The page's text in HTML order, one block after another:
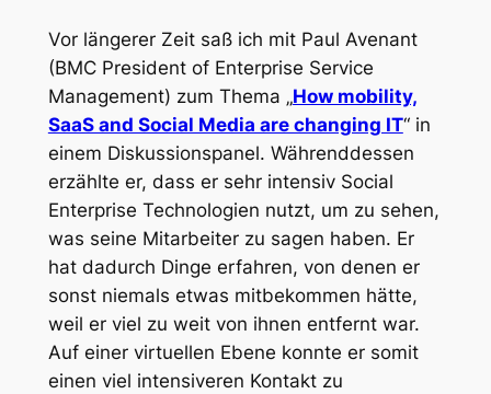
Vor längerer Zeit saß ich mit Paul Avenant
(BMC President of Enterprise Service
Management) zum Thema „How mobility,
SaaS and Social Media are changing IT“ in
einem Diskussionspanel. Währenddessen
erzählte er, dass er sehr intensiv Social
Enterprise Technologien nutzt, um zu sehen,
was seine Mitarbeiter zu sagen haben. Er
hat dadurch Dinge erfahren, von denen er
sonst niemals etwas mitbekommen hätte,
weil er viel zu weit von ihnen entfernt war.
Auf einer virtuellen Ebene konnte er somit
einen viel intensiveren Kontakt zu